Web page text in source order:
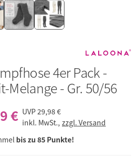
4er Pack -
Melange - Gr. 50/56
€ UVP29,98 €
inkl. MwSt., zzgl. Versand
bis zu 85 Punkte!